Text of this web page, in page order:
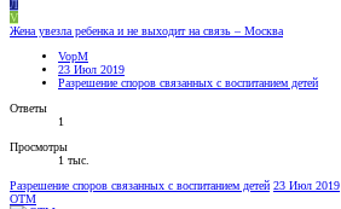
Л
V
Жена увезла ребенка и не выходит на связь – Москва
VopM
23 Июл 2019
Разрешение споров связанных с воспитанием детей
Ответы
1
Просмотры
1 тыс.
Разрешение споров связанных с воспитанием детей 23 Июл 2019
OTM